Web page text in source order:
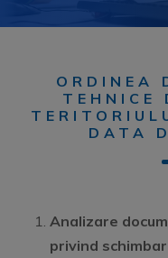
ORDINEA
TEHNICE
DATA
Analizare
privind